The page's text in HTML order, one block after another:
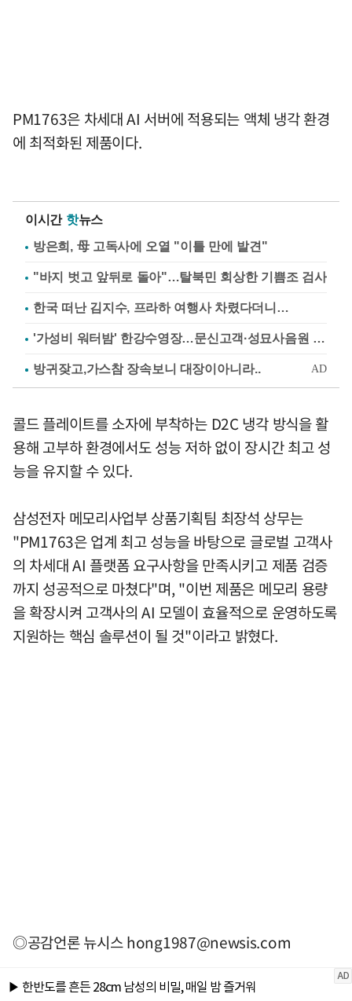
PM1763은 차세대 AI 서버에 적용되는 액체 냉각 환경
에 최적화된 제품이다.
이시간 핫뉴스
방은희, 母 고독사에 오열 "이틀 만에 발견"
"바지 벗고 앞뒤로 돌아"…탈북민 회상한 기쁨조 검사
한국 떠난 김지수, 프라하 여행사 차렸다더니…
'가성비 워터밤' 한강수영장…문신고객·성묘사음원 민원
콜드 플레이트를 소자에 부착하는 D2C 냉각 방식을 활
용해 고부하 환경에서도 성능 저하 없이 장시간 최고 성
능을 유지할 수 있다.
삼성전자 메모리사업부 상품기획팀 최장석 상무는
"PM1763은 업계 최고 성능을 바탕으로 글로벌 고객사
의 차세대 AI 플랫폼 요구사항을 만족시키고 제품 검증
까지 성공적으로 마쳤다"며, "이번 제품은 메모리 용량
을 확장시켜 고객사의 AI 모델이 효율적으로 운영하도록
지원하는 핵심 솔루션이 될 것"이라고 밝혔다.
◎공감언론 뉴시스hong1987@newsis.com